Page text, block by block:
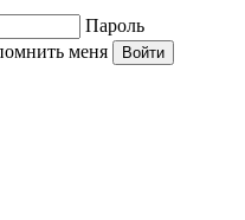
Пароль
меня
Войти